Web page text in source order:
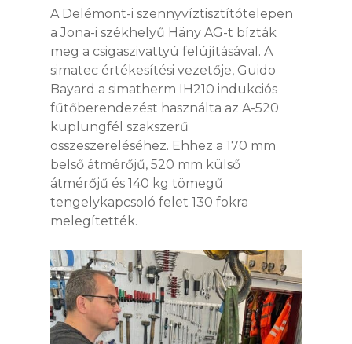
A Delémont-i szennyvíztisztítótelepen
a Jona-i székhelyű Häny AG-t bízták
meg a csigaszivattyú felújításával. A
simatec értékesítési vezetője, Guido
Bayard a simatherm IH210 indukciós
fűtőberendezést használta az A-520
kuplungfél szakszerű
összeszereléséhez. Ehhez a 170 mm
belső átmérőjű, 520 mm külső
átmérőjű és 140 kg tömegű
tengelykapcsoló felet 130 fokra
melegítették.